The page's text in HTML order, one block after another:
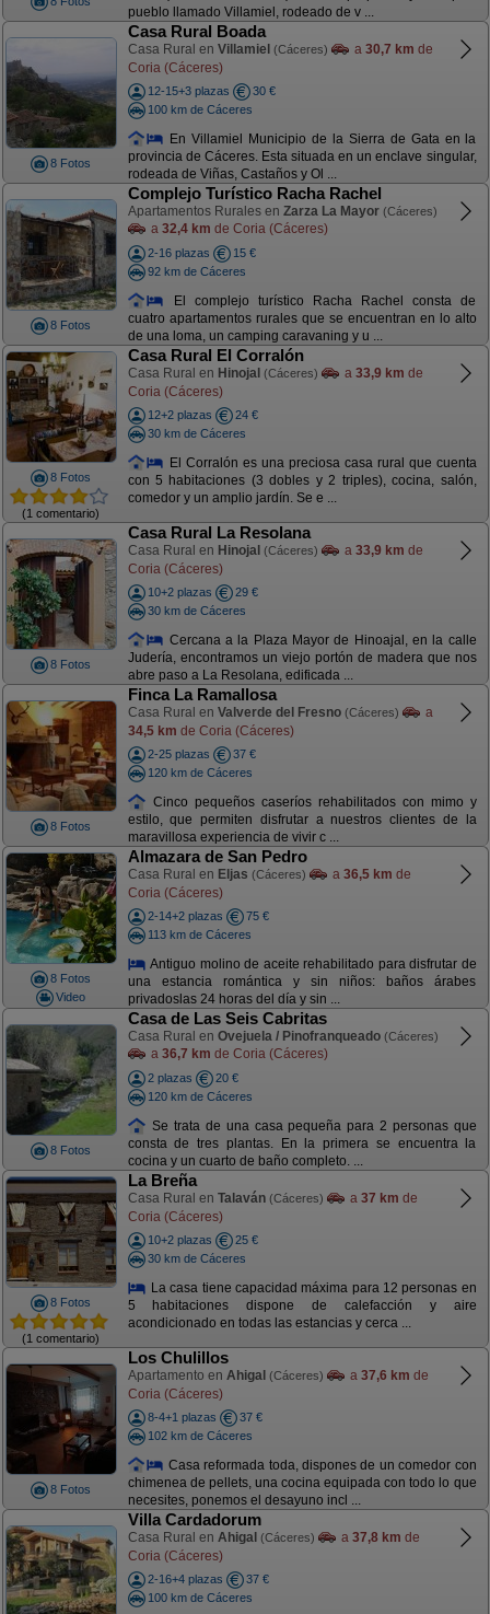
pueblo llamado Villamiel, rodeado de v ...
8 Fotos
Casa Rural Boada
Casa Rural en Villamiel (Cáceres) a 30,7 km de
Coria (Cáceres)
12-15+3 plazas
30 €
100 km de Cáceres
En Villamiel Municipio de la Sierra de Gata en la
provincia de Cáceres. Esta situada en un enclave singular,
rodeada de Viñas, Castaños y Ol ...
8 Fotos
Complejo Turístico Racha Rachel
Apartamentos Rurales en Zarza La Mayor (Cáceres)
a 32,4 km de Coria (Cáceres)
2-16 plazas
15 €
92 km de Cáceres
El complejo turístico Racha Rachel consta de
cuatro apartamentos rurales que se encuentran en lo alto
de una loma, un camping caravaning y u ...
8 Fotos
(1 comentario)
Casa Rural El Corralón
Casa Rural en Hinojal (Cáceres) a 33,9 km de
Coria (Cáceres)
12+2 plazas
24 €
30 km de Cáceres
El Corralón es una preciosa casa rural que cuenta
con 5 habitaciones (3 dobles y 2 triples), cocina, salón,
comedor y un amplio jardín. Se e ...
8 Fotos
Casa Rural La Resolana
Casa Rural en Hinojal (Cáceres) a 33,9 km de
Coria (Cáceres)
10+2 plazas
29 €
30 km de Cáceres
Cercana a la Plaza Mayor de Hinoajal, en la calle
Judería, encontramos un viejo portón de madera que nos
abre paso a La Resolana, edificada ...
8 Fotos
Finca La Ramallosa
Casa Rural en Valverde del Fresno (Cáceres)
a
34,5 km de Coria (Cáceres)
2-25 plazas
37 €
120 km de Cáceres
Cinco pequeños caseríos rehabilitados con mimo y
estilo, que permiten disfrutar a nuestros clientes de la
maravillosa experiencia de vivir c ...
8 Fotos
Video
Almazara de San Pedro
Casa Rural en Eljas (Cáceres) a 36,5 km de
Coria (Cáceres)
2-14+2 plazas
75 €
113 km de Cáceres
Antiguo molino de aceite rehabilitado para disfrutar de
una estancia romántica y sin niños: baños árabes
privadoslas 24 horas del día y sin ...
8 Fotos
Casa de Las Seis Cabritas
Casa Rural en Ovejuela / Pinofranqueado (Cáceres)
a 36,7 km de Coria (Cáceres)
2 plazas
20 €
120 km de Cáceres
Se trata de una casa pequeña para 2 personas que
consta de tres plantas. En la primera se encuentra la
cocina y un cuarto de baño completo. ...
8 Fotos
(1 comentario)
La Breña
Casa Rural en Talaván (Cáceres) a 37 km de
Coria (Cáceres)
10+2 plazas
25 €
30 km de Cáceres
La casa tiene capacidad máxima para 12 personas en
5 habitaciones dispone de calefacción y aire
acondicionado en todas las estancias y cerca ...
8 Fotos
Los Chulillos
Apartamento en Ahigal (Cáceres) a 37,6 km de
Coria (Cáceres)
8-4+1 plazas
37 €
102 km de Cáceres
Casa reformada toda, dispones de un comedor con
chimenea de pellets, una cocina equipada con todo lo que
necesites, ponemos el desayuno incl ...
Villa Cardadorum
Casa Rural en Ahigal (Cáceres) a 37,8 km de
Coria (Cáceres)
2-16+4 plazas
37 €
100 km de Cáceres